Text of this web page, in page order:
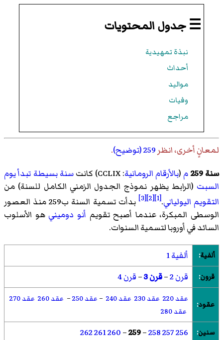
☰ جدول المحتويات
نبذة تمهيدية
أحداث
مواليد
وفيات
مراجع
لمعانٍ أخرى، انظر259 (توضيح)
.
سنة 259
م (بالأرقام الرومانية: CCLIX) كانت
سنة بسيطة تبدأ يوم
السبت (الرابط يظهر نموذج الجدول الزمني الكامل للسنة) من
التقويم اليولياني.
[1]
[2]
[3]
بدأت تسمية السنة ب259 منذ العصور
الوسطى المبكرة، عندما أصبح تقويم أنو دوميني هو الأسلوب
السائد في أوروبا لتسمية السنوات.
ألفية: ألفية 1
قرون: قرن 2 –قرن 3 –قرن 4
عقود:
عقد 220 عقد 230 عقد 240 – عقد 250 – عقد 260
عقد 270
عقد 280
سنين:
256
257
258
–
259
–
260
261
262